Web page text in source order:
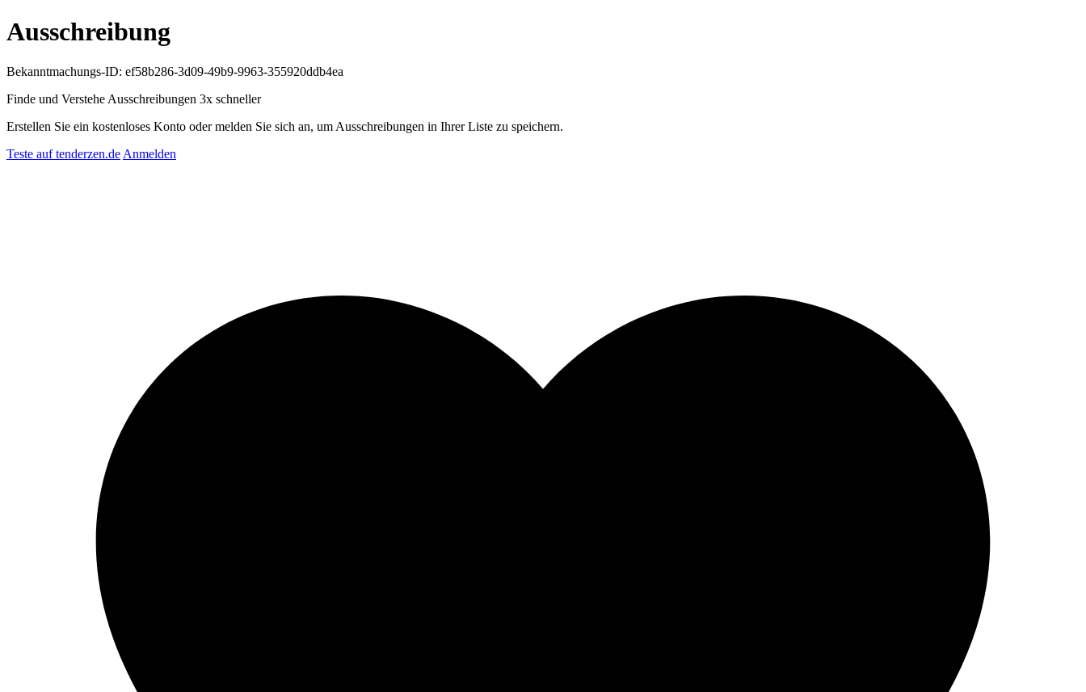
Ausschreibung
Bekanntmachungs-ID: ef58b286-3d09-49b9-9963-355920ddb4ea
Finde und Verstehe Ausschreibungen 3x schneller
Erstellen Sie ein kostenloses Konto oder melden Sie sich an, um Ausschreibungen in Ihrer Liste zu speichern.
Teste auf tenderzen.de Anmelden